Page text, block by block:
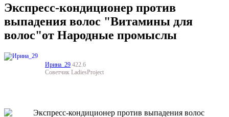
Экспресс-кондиционер против
выпадения волос "Витамины для
волос"от Народные промыслы
Ирина_29 422.6
Советчик LadiesProject